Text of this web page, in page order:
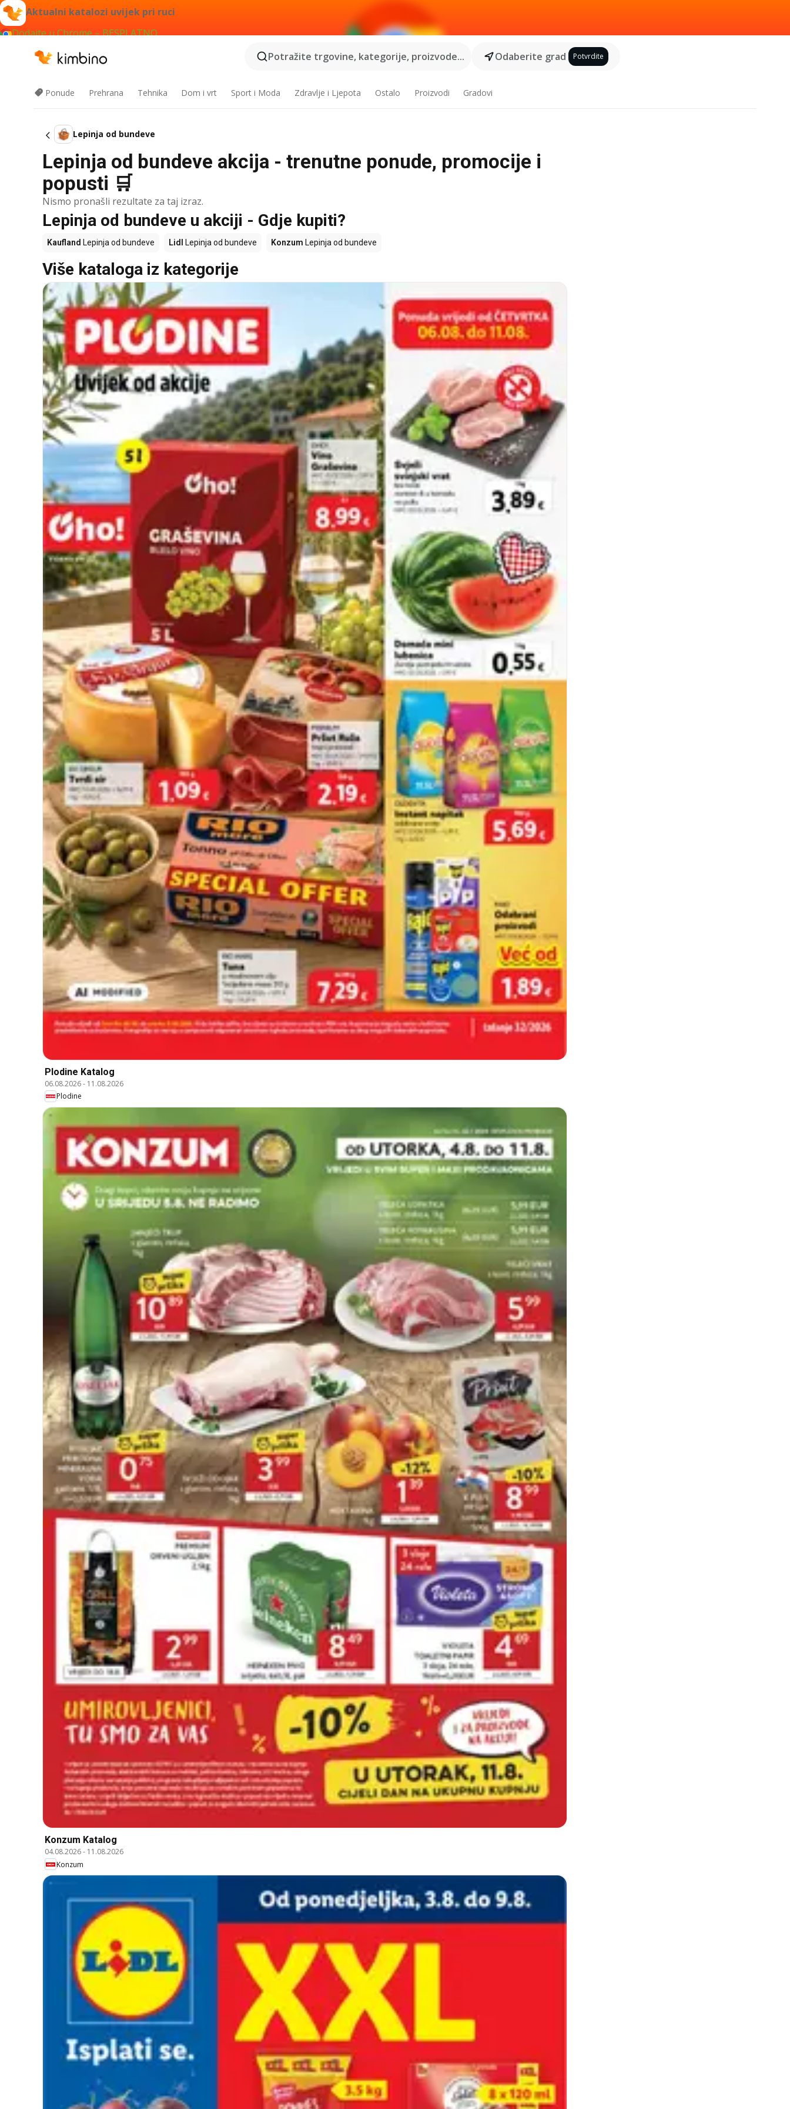
Aktualni katalozi uvijek pri ruci
Dodajte u Chrome – BESPLATNO
Potražite trgovine, kategorije, proizvode...
Odaberite grad Potvrdite
Ponude Prehrana Tehnika Dom i vrt Sport i Moda Zdravlje i Ljepota Ostalo Proizvodi Gradovi
Lepinja od bundeve
Lepinja od bundeve akcija - trenutne ponude, promocije i
popusti 🛒
Nismo pronašli rezultate za taj izraz.
Lepinja od bundeve u akciji - Gdje kupiti?
Kaufland Lepinja od bundeve Lidl Lepinja od bundeve Konzum Lepinja od bundeve
Više kataloga iz kategorije
Plodine Katalog
06.08.2026- 11.08.2026
Plodine
Konzum Katalog
04.08.2026- 11.08.2026
Konzum